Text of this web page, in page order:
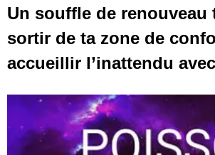
Un souffle de renouveau
sortir de ta zone de
accueillir l’inattendu